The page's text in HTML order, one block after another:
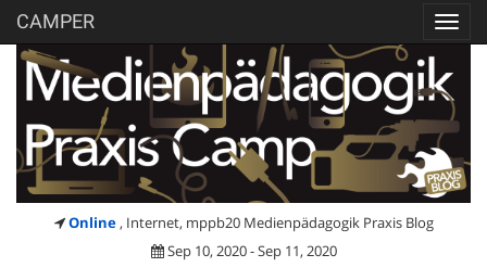
CAMPER
Online , Internet, mppb20 Medienpädagogik Praxis Blog
Sep 10, 2020 - Sep 11, 2020